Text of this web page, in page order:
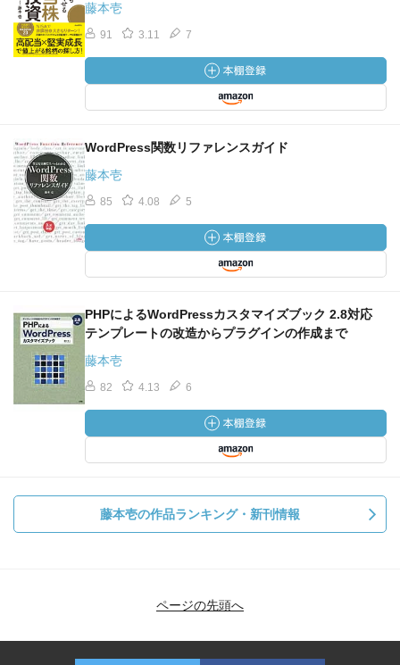
藤本壱
91 3.11 7
WordPress関数リファレンスガイド
藤本壱
85 4.08 5
PHPによるWordPressカスタマイズブック 2.8対応
テンプレートの改造からプラグインの作成まで
藤本壱
82 4.13 6
藤本壱の作品ランキング・新刊情報
ページの先頭へ